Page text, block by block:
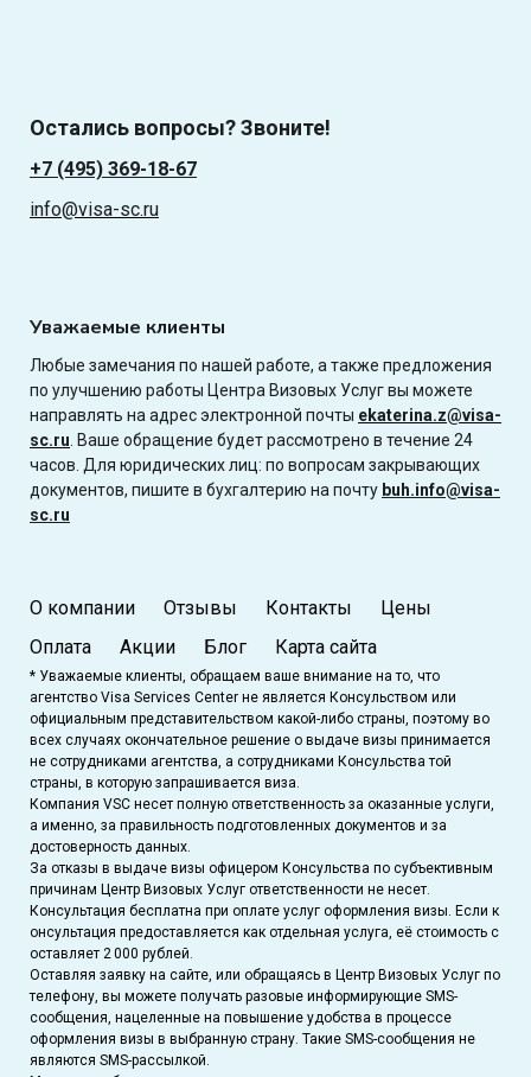
Остались вопросы? Звоните!
+7 (495) 369-18-67
info@visa-sc.ru
Уважаемые клиенты
Любые замечания по нашей работе, а также предложения
по улучшению работы Центра Визовых Услуг вы можете
направлять на адрес электронной почты ekaterina.z@visa-
sc.ru . Ваше обращение будет рассмотрено в течение 24
часов. Для юридических лиц: по вопросам закрывающих
документов, пишите в бухгалтерию на почту buh.info@visa-
sc.ru
О компании Отзывы Контакты
Цены
Оплата
Акции Блог Карта сайта
* Уважаемые клиенты, обращаем ваше внимание на то, что
агентство Visa Services Center не является Консульством или
официальным представительством какой-либо страны, поэтому во
всех случаях окончательное решение о выдаче визы принимается
не сотрудниками агентства, а сотрудниками Консульства той
страны, в которую запрашивается виза.
Компания VSC несет полную ответственность за оказанные услуги,
а именно, за правильность подготовленных документов и за
достоверность данных.
За отказы в выдаче визы офицером Консульства по субъективным
причинам Центр Визовых Услуг ответственности не несет.
Консультация бесплатна при оплате услуг оформления визы. Если к
онсультация предоставляется как отдельная услуга, её стоимость с
оставляет 2 000 рублей.
Оставляя заявку на сайте, или обращаясь в Центр Визовых Услуг по
телефону, вы можете получать разовые информирующие SMS-
сообщения, нацеленные на повышение удобства в процессе
оформления визы в выбранную страну. Такие SMS-сообщения не
являются SMS-рассылкой.